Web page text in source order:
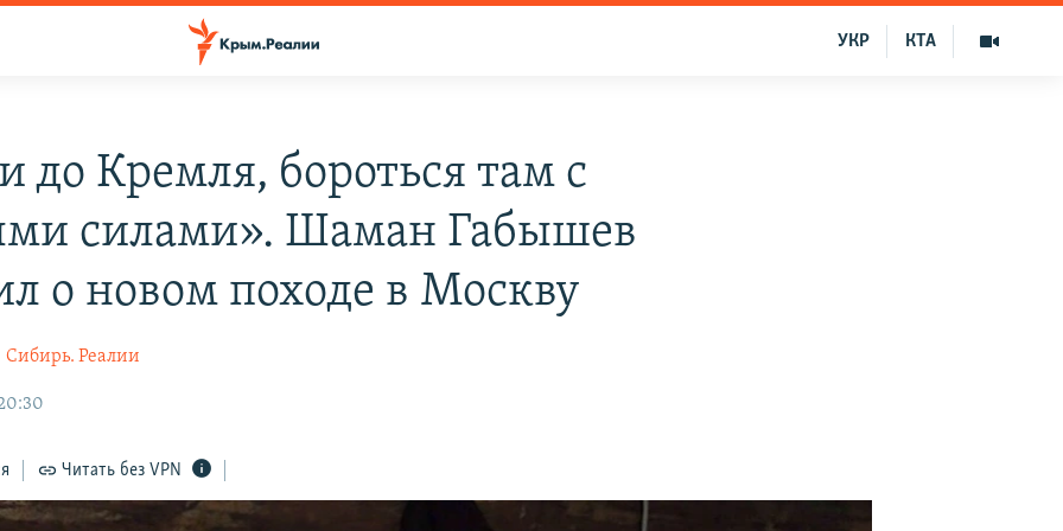
КТА
УКР
до Кремля, бороться там с
силами». Шаман Габышев
о новом походе в Москву
Сибирь. Реалии
Читать без VPN